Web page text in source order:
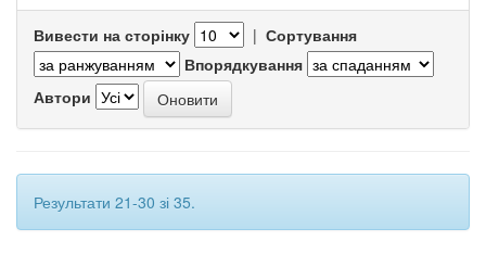
Вивести на сторінку | Сортування
Впорядкування
Автори
Результати 21-30 зі 35.